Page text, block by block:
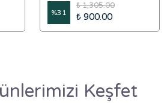
%31
₺ 1,305.00
₺ 900.00
Keşfet